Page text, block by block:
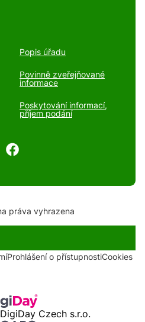
Popis úřadu
Povinně zveřejňované
informace
Poskytování informací,
příjem podání
práva vyhrazena
Prohlášení o přístupnostiCookies
Czech s.r.o.